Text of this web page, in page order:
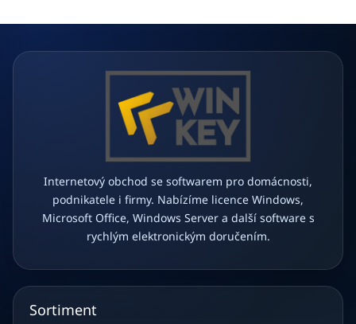
Internetový obchod se softwarem pro domácnosti,
podnikatele i firmy. Nabízíme licence Windows,
Microsoft Office, Windows Server a další software s
rychlým elektronickým doručením.
Sortiment